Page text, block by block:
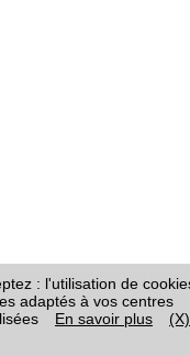
: l'utilisation de
adaptés à vos centres
En savoir plus
(X)